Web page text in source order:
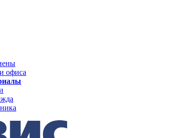
офиса